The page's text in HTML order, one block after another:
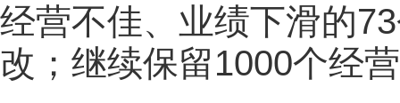
经营不佳、业绩下滑的
改；继续保留1000个经